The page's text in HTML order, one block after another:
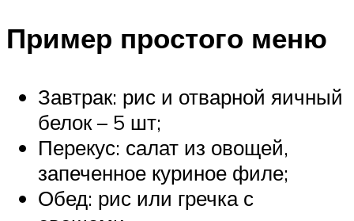
Пример простого меню
Завтрак: рис и отварной яичный
белок – 5 шт;
Перекус: салат из овощей,
запеченное куриное филе;
Обед: рис или гречка с